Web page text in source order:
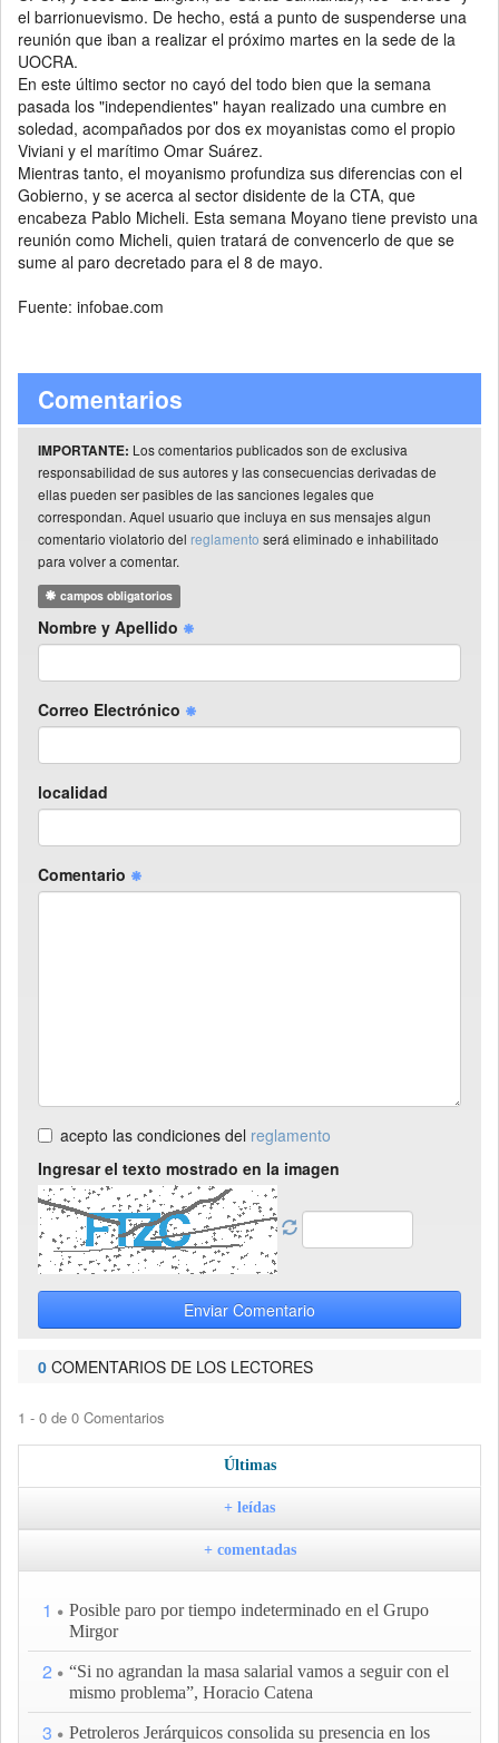
el barrionuevismo. De hecho, está a punto de suspenderse una
reunión que iban a realizar el próximo martes en la sede de la
UOCRA.
En este último sector no cayó del todo bien que la semana
pasada los "independientes" hayan realizado una cumbre en
soledad, acompañados por dos ex moyanistas como el propio
Viviani y el marítimo Omar Suárez.
Mientras tanto, el moyanismo profundiza sus diferencias con el
Gobierno, y se acerca al sector disidente de la CTA, que
encabeza Pablo Micheli. Esta semana Moyano tiene previsto una
reunión como Micheli, quien tratará de convencerlo de que se
sume al paro decretado para el 8 de mayo.
Fuente: infobae.com
Comentarios
IMPORTANTE: Los comentarios publicados son de exclusiva
responsabilidad de sus autores y las consecuencias derivadas de
ellas pueden ser pasibles de las sanciones legales que
correspondan. Aquel usuario que incluya en sus mensajes algun
comentario violatorio del reglamento será eliminado e inhabilitado
para volver a comentar.
campos obligatorios
Nombre y Apellido
Correo Electrónico
localidad
Comentario
acepto las condiciones del reglamento
Ingresar el texto mostrado en la imagen
Enviar Comentario
0 COMENTARIOS DE LOS LECTORES
1 - 0 de 0 Comentarios
Últimas
+ leídas
+ comentadas
1
Posible paro por tiempo indeterminado en el Grupo
Mirgor
2
“Si no agrandan la masa salarial vamos a seguir con el
mismo problema”, Horacio Catena
3 Petroleros Jerárquicos consolida su presencia en los